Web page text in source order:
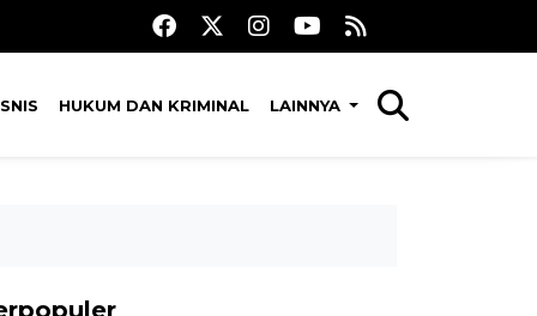
HUKUM DAN KRIMINAL LAINNYA